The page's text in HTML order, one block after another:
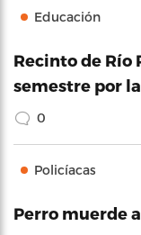
Educación
Recinto de Río
semestre por
0
Policíacas
Perro muerde